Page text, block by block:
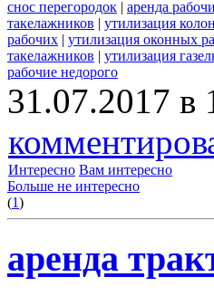
снос перегородок | аренда
такелажников | утилизация
рабочих | утилизация оконных
такелажников | утилизация
рабочие недорого
31.07.2017 в
Интересно Вам интересно
Больше не интересно
(1)
аренда